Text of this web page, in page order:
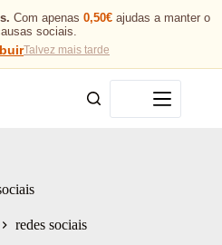
Com apenas 0,50€ajudas a manter o
sociais.
Talvez mais tarde
Menu
redes sociais